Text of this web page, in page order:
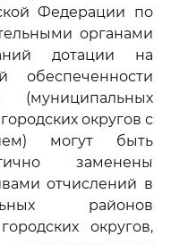
Федерации по
органами
дотации на
обеспеченности
(муниципальных
округов с
могут быть
заменены
отчислений в
районов
округов,